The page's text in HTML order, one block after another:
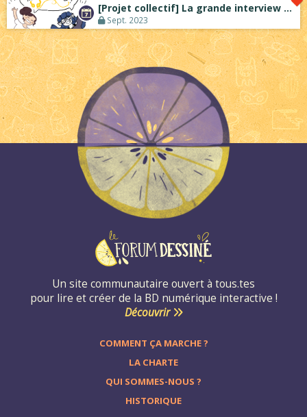
[Projet collectif] La grande interview ...
Sept. 2023
Un site communautaire ouvert à tous.tes
pour lire et créer de la BD numérique interactive !
Découvrir
COMMENT ÇA MARCHE ?
LA CHARTE
QUI SOMMES-NOUS ?
HISTORIQUE